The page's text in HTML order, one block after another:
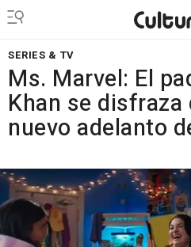
SERIES & TV
Ms. Marvel: El
Khan se disfraza
nuevo adelanto